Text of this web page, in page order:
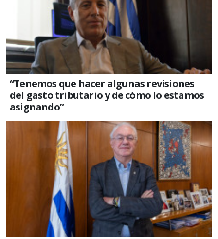
“Tenemos que hacer algunas revisiones
del gasto tributario y de cómo lo estamos
asignando”